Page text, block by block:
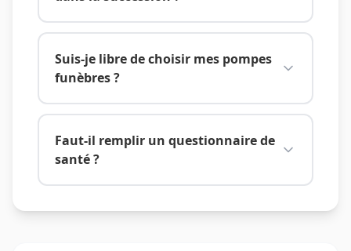
Suis-je libre de choisir mes pompes
funèbres ?
Faut-il remplir un questionnaire de
santé ?